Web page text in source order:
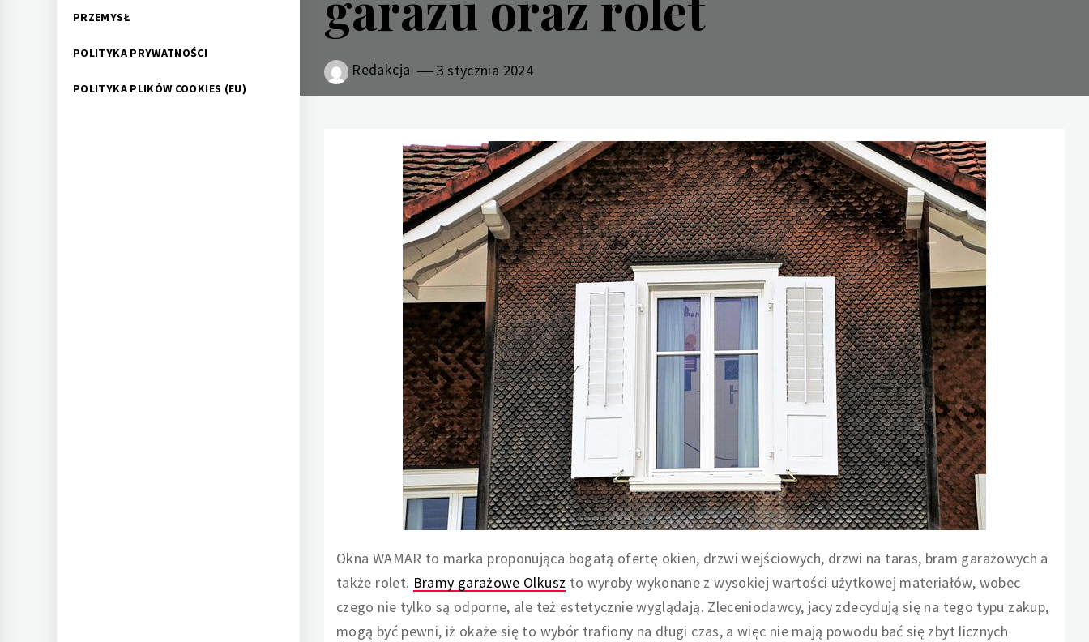
PRZEMYSŁ
POLITYKA PRYWATNOŚCI
POLITYKA PLIKÓW COOKIES (EU)
Redakcja 3 stycznia 2024
Okna WAMAR to marka proponująca bogatą ofertę okien, drzwi wejściowych, drzwi na taras, bram garażowych a
także rolet. Bramy garażowe Olkusz to wyroby wykonane z wysokiej wartości użytkowej materiałów, wobec
czego nie tylko są odporne, ale też estetycznie wyglądają. Zleceniodawcy, jacy zdecydują się na tego typu zakup,
mogą być pewni, iż okaże się to wybór trafiony na długi czas, a więc nie mają powodu bać się zbyt licznych